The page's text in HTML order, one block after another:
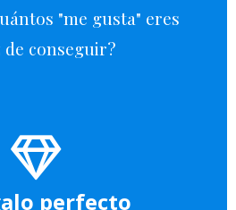
"me gusta" eres
de conseguir?
perfecto